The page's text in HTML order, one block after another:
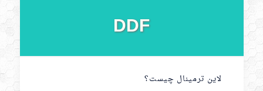
DDF
لاین ترمینال چیست؟